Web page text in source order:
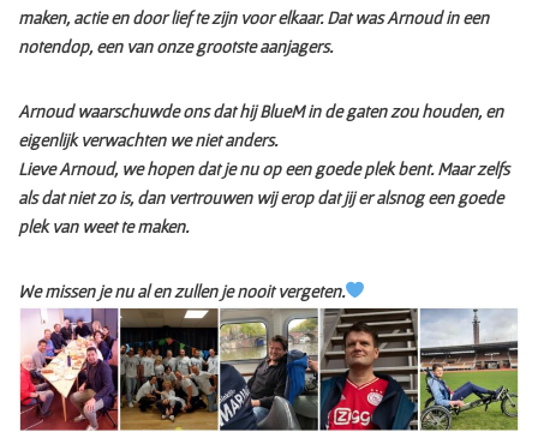
maken, actie en door lief te zijn voor elkaar. Dat was Arnoud in een
notendop, een van onze grootste aanjagers.
Arnoud waarschuwde ons dat hij BlueM in de gaten zou houden, en
eigenlijk verwachten we niet anders.
Lieve Arnoud, we hopen dat je nu op een goede plek bent. Maar zelfs
als dat niet zo is, dan vertrouwen wij erop dat jij er alsnog een goede
plek van weet te maken.
We missen je nu al en zullen je nooit vergeten.